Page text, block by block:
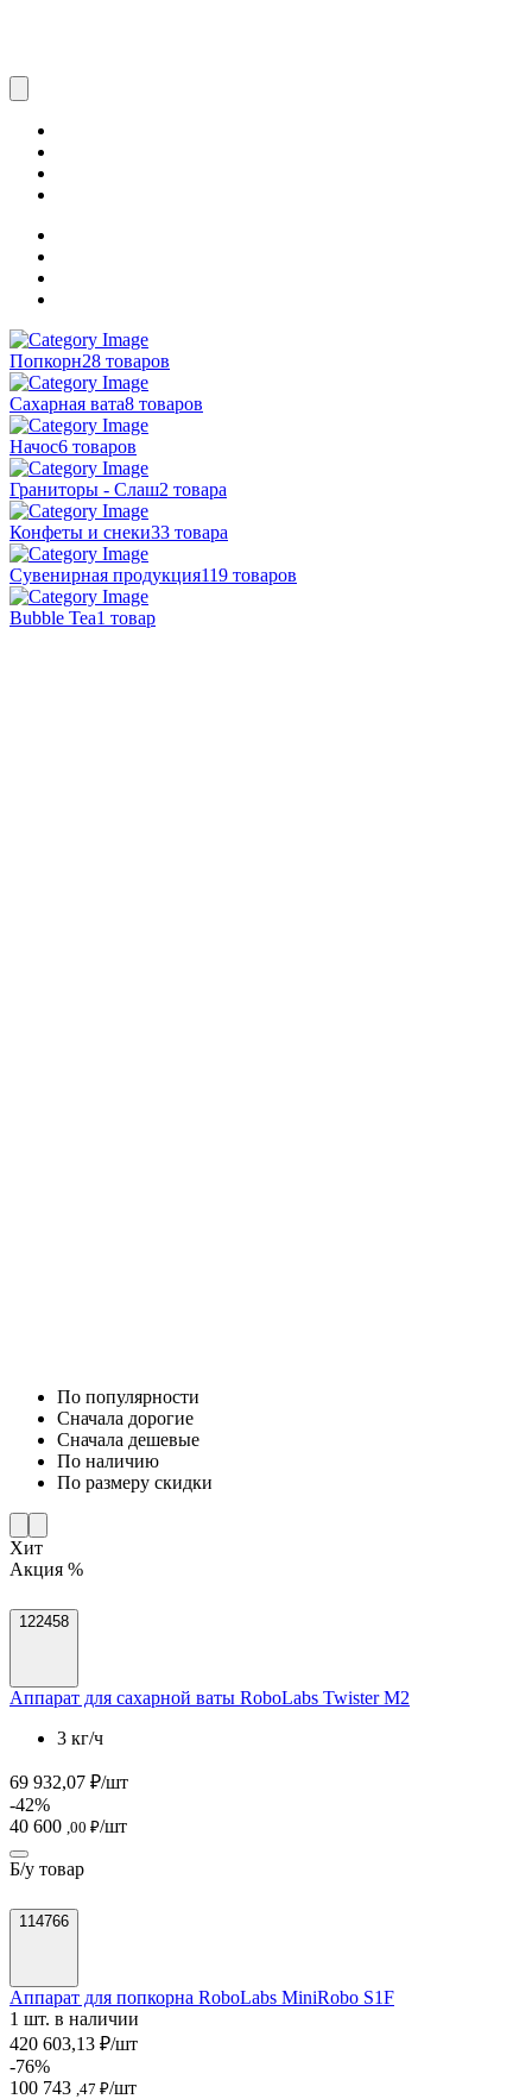
Попкорн28 товаров
Сахарная вата8 товаров
Начос6 товаров
Граниторы - Слаш2 товара
Конфеты и снеки33 товара
Сувенирная продукция119 товаров
Bubble Tea1 товар
По популярности
Cначала дорогие
Cначала дешевые
По наличию
По размеру скидки
Хит
Акция %
122458
Аппарат для сахарной ваты RoboLabs Twister M2
3 кг/ч
69 932,07 ₽/шт
-42%
40 600 ,00 ₽/шт
Б/у товар
114766
Аппарат для попкорна RoboLabs MiniRobo S1F
1 шт. в наличии
420 603,13 ₽/шт
-76%
100 743 ,47 ₽/шт